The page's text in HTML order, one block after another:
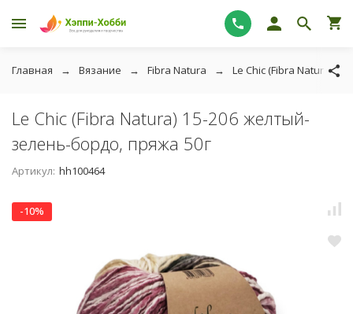
Главная Вязание Fibra Natura Le Chic (Fibra Natura)
Le Chic (Fibra Natura) 15-206 желтый-
зелень-бордо, пряжа 50г
Артикул: hh100464
-10%